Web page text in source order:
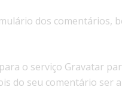
dos comentários,
o serviço Gravatar
do seu comentário ser